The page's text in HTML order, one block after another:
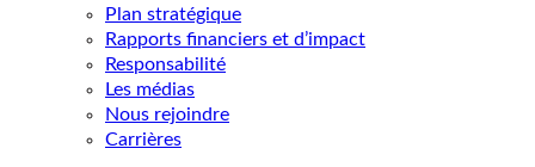
Plan stratégique
Rapports financiers et d’impact
Responsabilité
Les médias
Nous rejoindre
Carrières